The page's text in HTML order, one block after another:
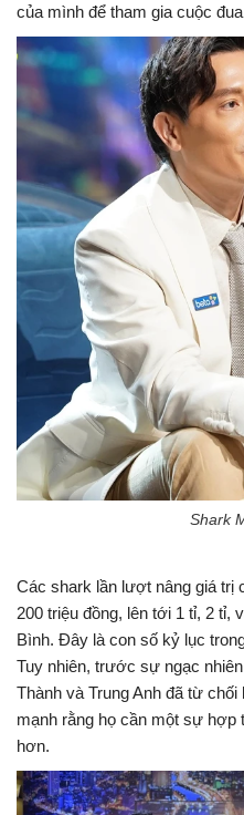
của mình để tham gia cuộc
Shark
Các shark lần lượt nâng giá trị
200 triệu đồng, lên tới 1 tỉ, 2 tỉ,
Bình. Đây là con số kỷ lục
Tuy nhiên, trước sự ngạc
Thành và Trung Anh đã từ
mạnh rằng họ cần một sự hợp
hơn.